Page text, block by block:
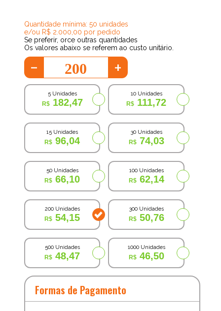
Quantidade mínima: 50 unidades
e/ou R$ 2.000,00 por pedido
Se preferir, orce outras quantidades
Os valores abaixo se referem ao custo unitário.
- +
5 Unidades
182,47
10 Unidades
111,72
15 Unidades
96,04
30 Unidades
74,03
50 Unidades
66,10
100 Unidades
62,14
200 Unidades
54,15
300 Unidades
50,76
500 Unidades
48,47
1000 Unidades
46,50
Formas de Pagamento